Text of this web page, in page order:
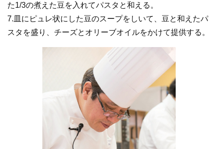
た1/3の煮えた豆を入れてパスタと和える。
7.皿にピュレ状にした豆のスープをしいて、豆と和えたパ
スタを盛り、チーズとオリーブオイルをかけて提供する。